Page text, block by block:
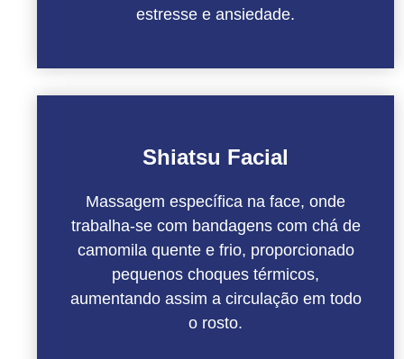
estresse e ansiedade.
Shiatsu Facial
Massagem específica na face, onde
trabalha-se com bandagens com chá de
camomila quente e frio, proporcionado
pequenos choques térmicos,
aumentando assim a circulação em todo
o rosto.